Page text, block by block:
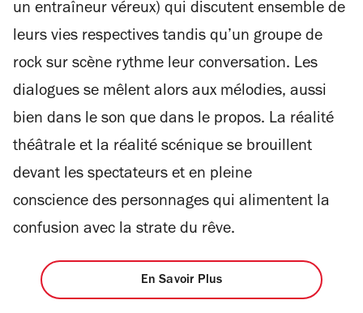
un entraîneur véreux) qui discutent ensemble de
leurs vies respectives tandis qu’un groupe de
rock sur scène rythme leur conversation. Les
dialogues se mêlent alors aux mélodies, aussi
bien dans le son que dans le propos. La réalité
théâtrale et la réalité scénique se brouillent
devant les spectateurs et en pleine
conscience des personnages qui alimentent la
confusion avec la strate du rêve.
En Savoir Plus